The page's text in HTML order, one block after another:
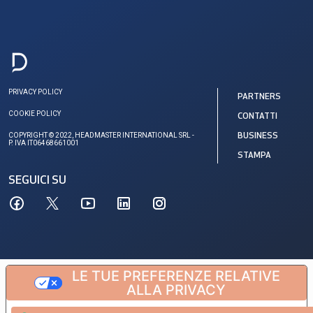
PRIVACY POLICY
COOKIE POLICY
COPYRIGHT © 2022, HEADMASTER INTERNATIONAL SRL -
P. IVA IT06468661001
SEGUICI SU
PARTNERS
CONTATTI
BUSINESS
STAMPA
LE TUE PREFERENZE RELATIVE
ALLA PRIVACY